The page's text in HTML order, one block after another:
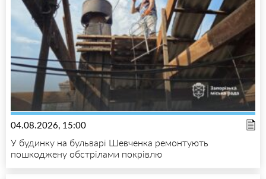
04.08.2026, 15:00
У будинку на бульварі Шевченка ремонтують
пошкоджену обстрілами покрівлю